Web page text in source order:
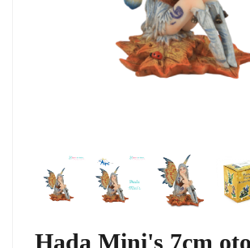
Hada Mini's 7cm